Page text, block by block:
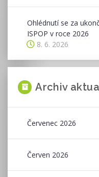
Ohlédnutí se za
ISPOP v roce 2026
8. 6. 2026
Archiv
Červenec 2026
Červen 2026